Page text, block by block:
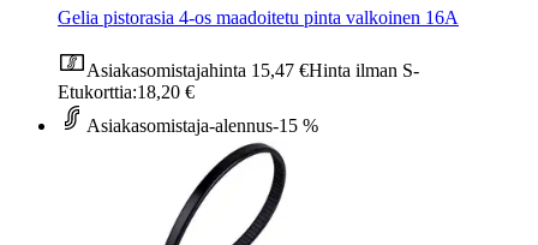
Gelia pistorasia 4-os maadoitetu pinta valkoinen 16A
Asiakasomistajahinta 15,47 €Hinta ilman S-
Etukorttia:18,20 €
Asiakasomistaja-alennus-15 %